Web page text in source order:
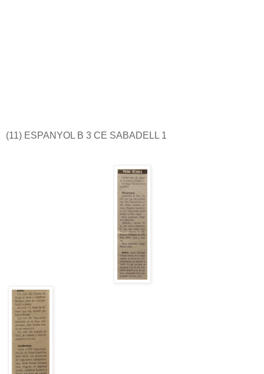
(11) ESPANYOL B 3 CE SABADELL 1